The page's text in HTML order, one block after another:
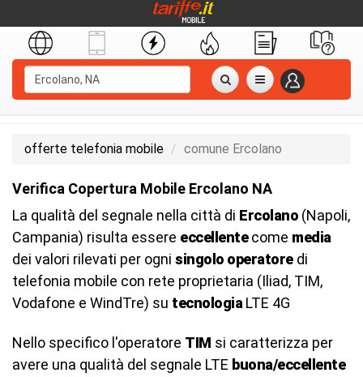
offerte telefonia mobile comune Ercolano
Verifica Copertura Mobile Ercolano NA
La qualità del segnale nella città di Ercolano (Napoli,
Campania) risulta essere eccellentecome media
dei valori rilevati per ogni singolo operatoredi
telefonia mobile con rete proprietaria (Iliad, TIM,
Vodafone e WindTre) su tecnologia LTE 4G
Nello specifico l'operatore TIM si caratterizza per
avere una qualità del segnale LTE buona/eccellente